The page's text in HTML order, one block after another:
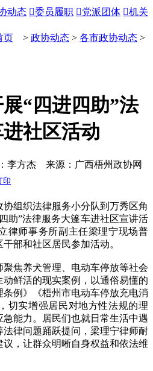
动态 委员履职 党派团体 机关
页 > 政协动态 > 各市政协动态 >
“四进四助”法
社区活动
李方杰 来源：广西梧州政协网
印
组织法律服务小分队到万秀区角
助”法律服务大篷车进社区宣讲活
律师事务所副主任梁理宁现场普
部和社区居民参加活动。
焦养犬管理、电动车停放等社会
鲜活的现实案例，以通俗易懂的
例》《梧州市电动车停放充电消
切实增强居民对地方性法规的理
能力。居民们也就日常生活中遇
律问题踊跃提问，梁理宁律师耐
，让群众明晰自身权益和依法维